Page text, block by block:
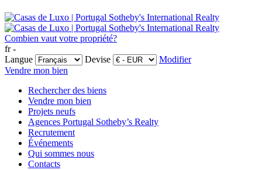
Combien vaut votre propriété?
fr -
Langue
Devise
Modifier
Vendre mon bien
Rechercher des biens
Vendre mon bien
Projets neufs
Agences Portugal Sotheby’s Realty
Recrutement
Événements
Qui sommes nous
Contacts